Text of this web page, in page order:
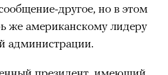
другое, но в этом
же американскому лидеру
администрации.
президент, имеющий